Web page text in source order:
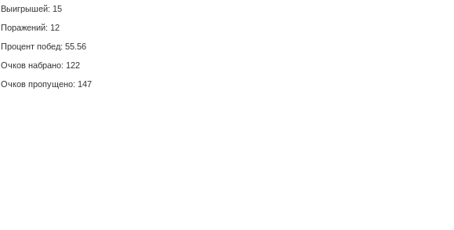
Выигрышей: 15
Поражений: 12
Процент побед: 55.56
Очков набрано: 122
Очков пропущено: 147